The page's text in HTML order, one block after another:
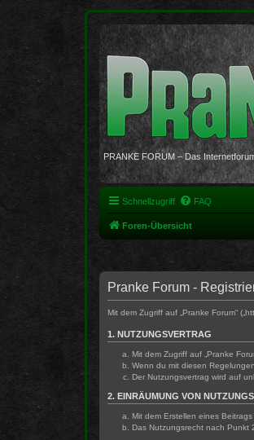
PRANKE FORUM – Das
Schnellzugriff FAQ
Foren-Übersicht
Pranke Forum -
Mit dem Zugriff auf „Pranke Forum“
1. NUTZUNGSVERTRAG
Mit dem Zugriff auf „Pranke
Wenn du mit diesen
Der Nutzungsvertrag wird auf
2. EINRÄUMUNG VON
Mit dem Erstellen eines
Das Nutzungsrecht nach Punkt